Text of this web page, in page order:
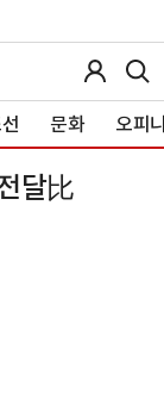
문화 오피
달比